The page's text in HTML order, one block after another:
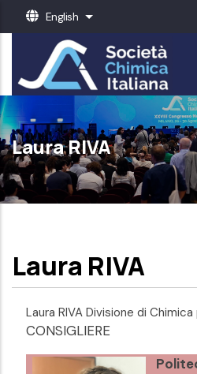
content
English List additional actions
Laura RIVA
Laura RIVA
Laura RIVA Divisione di
CONSIGLIERE